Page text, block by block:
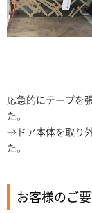
応急的にテープを
た。
→ドア本体を取り
た。
お客様のご